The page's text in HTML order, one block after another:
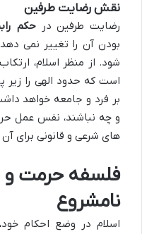
نقش رضایت طرفین
رضایت طرفین در حکم
بودن آن را تغییر نمی
شود. از منظر اسلام،
است که حدود الهی را زیر
بر فرد و جامعه خواهد
و چه نباشند، نفس عمل
های شرعی و قانونی برای
فلسفه حرمت و
نامشروع
اسلام در وضع احکام